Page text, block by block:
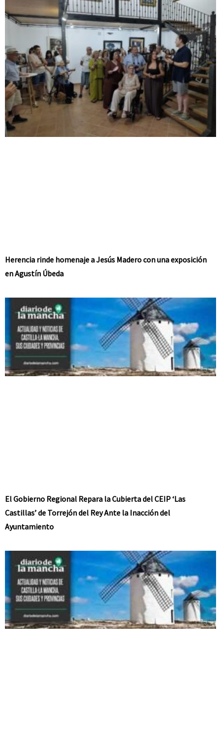
Herencia rinde homenaje a Jesús Madero con una exposición
en Agustín Úbeda
El Gobierno Regional Repara la Cubierta del CEIP ‘Las
Castillas’ de Torrejón del Rey Ante la Inacción del
Ayuntamiento